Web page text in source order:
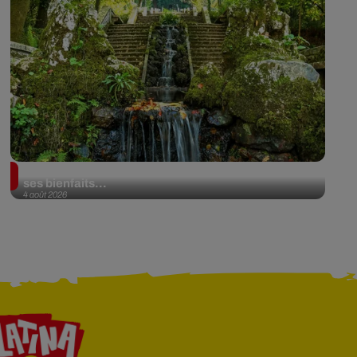
4 août 2026
ses bienfaits...